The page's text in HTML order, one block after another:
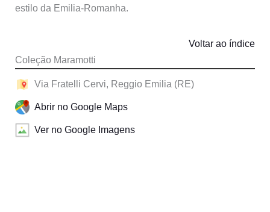
estilo da Emilia-Romanha.
Coleção Maramotti
Voltar ao índice
Via Fratelli Cervi, Reggio Emilia (RE)
Abrir no Google Maps
Ver no Google Imagens